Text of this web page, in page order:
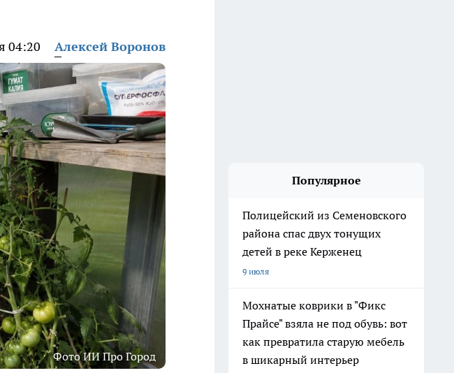
04:20 Алексей Воронов
Фото ИИ Про Город
Популярное
Полицейский из Семеновского
района спас двух тонущих
детей в реке Керженец
9 июля
Мохнатые коврики в "Фикс
Прайсе" взяла не под обувь: вот
как превратила старую мебель
в шикарный интерьер